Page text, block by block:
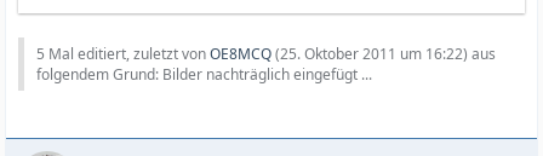
5 Mal editiert, zuletzt vonOE8MCQ(25. Oktober 2011 um 16:22) aus
folgendem Grund: Bilder nachträglich eingefügt ...